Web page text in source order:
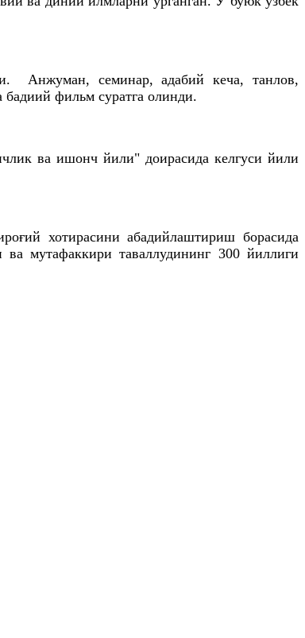
Анжуман, семинар, адабий кеча, танлов,
бадиий фильм суратга олинди.
ва ишонч йили" доирасида келгуси йили
хотирасини абадийлаштириш борасида
мутафаккири таваллудининг 300 йиллиги